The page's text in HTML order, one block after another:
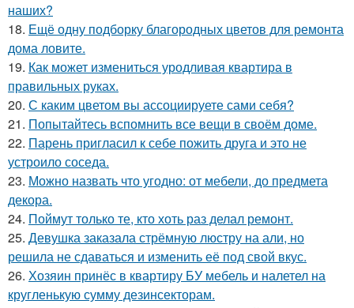
наших?
18. Ещё одну подборку благородных цветов для ремонта
дома ловите.
19. Как может измениться уродливая квартира в
правильных руках.
20. С каким цветом вы ассоциируете сами себя?
21. Попытайтесь вспомнить все вещи в своём доме.
22. Парень пригласил к себе пожить друга и это не
устроило соседа.
23. Можно назвать что угодно: от мебели, до предмета
декора.
24. Поймут только те, кто хоть раз делал ремонт.
25. Девушка заказала стрёмную люстру на али, но
решила не сдаваться и изменить её под свой вкус.
26. Хозяин принёс в квартиру БУ мебель и налетел на
кругленькую сумму дезинсекторам.